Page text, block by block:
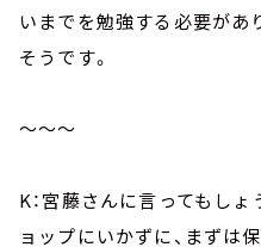
いまでを勉強する必要があ
そうです。
～～～
K：宮藤さんに言ってもし
ョップにいかずに、まずは